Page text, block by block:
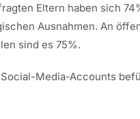
Eltern haben sich
Ausnahmen. An
sind es 75%.
Media-Accounts